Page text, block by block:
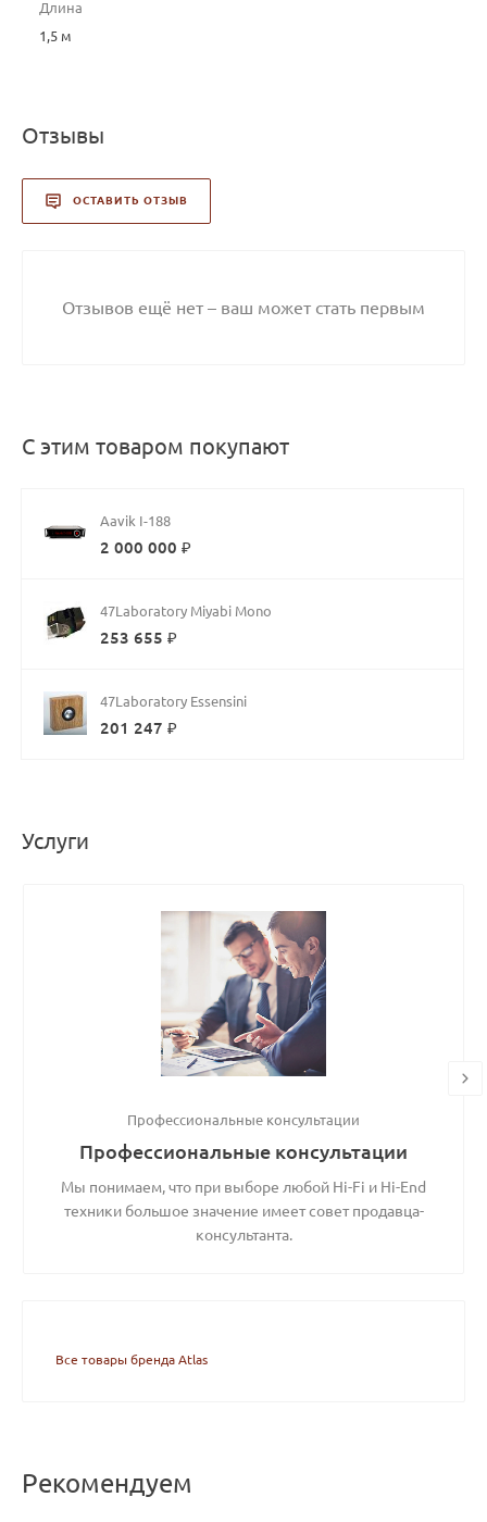
Длина
1,5 м
Отзывы
ОСТАВИТЬ ОТЗЫВ
Отзывов ещё нет – ваш может стать первым
С этим товаром покупают
Aavik I-188
2 000 000 ₽
47Laboratory Miyabi Mono
253 655 ₽
47Laboratory Essensini
201 247 ₽
Услуги
Профессиональные консультации
Профессиональные консультации
Мы понимаем, что при выборе любой Hi-Fi и Hi-End
техники большое значение имеет совет продавца-
консультанта.
Все товары бренда Atlas
Рекомендуем